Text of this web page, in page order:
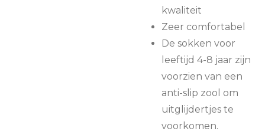
kwaliteit
Zeer comfortabel
De sokken voor
leeftijd 4-8 jaar zijn
voorzien van een
anti-slip zool om
uitglijdertjes te
voorkomen.